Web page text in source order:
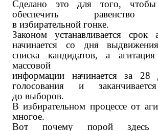
Сделано это для того, чтобы
обеспечить равенство
в избирательной гонке.
Законом устанавливается срок
начинается со дня
списка кандидатов, а
массовой
информации начинается за
голосования и
до выборов.
В избирательном процессе от
многое.
Вот почему порой здесь